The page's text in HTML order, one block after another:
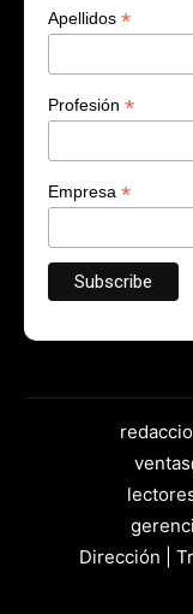
Apellidos *
Profesión *
Empresa *
Dirección |